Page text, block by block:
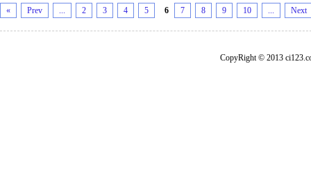
« Prev ... 2 3 4 5 6 7 8 9 10 ... Next
CopyRight © 2013